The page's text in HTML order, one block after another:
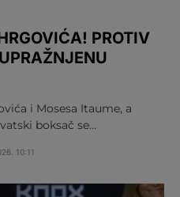
PROTIV
i Mosesa Itaume, a
boksač se…
10:11